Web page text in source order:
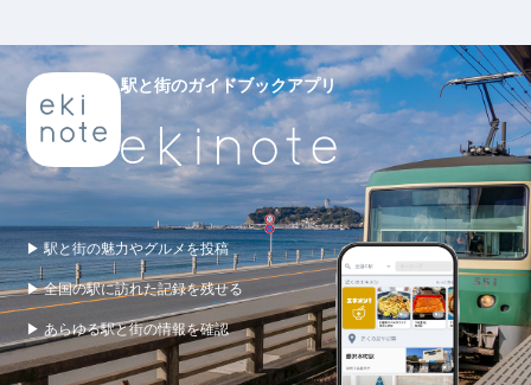
駅と街のガイドブックアプリ
▶ 駅と街の魅力やグルメを投稿
▶ 全国の駅に訪れた記録を残せる
▶ あらゆる駅と街の情報を確認